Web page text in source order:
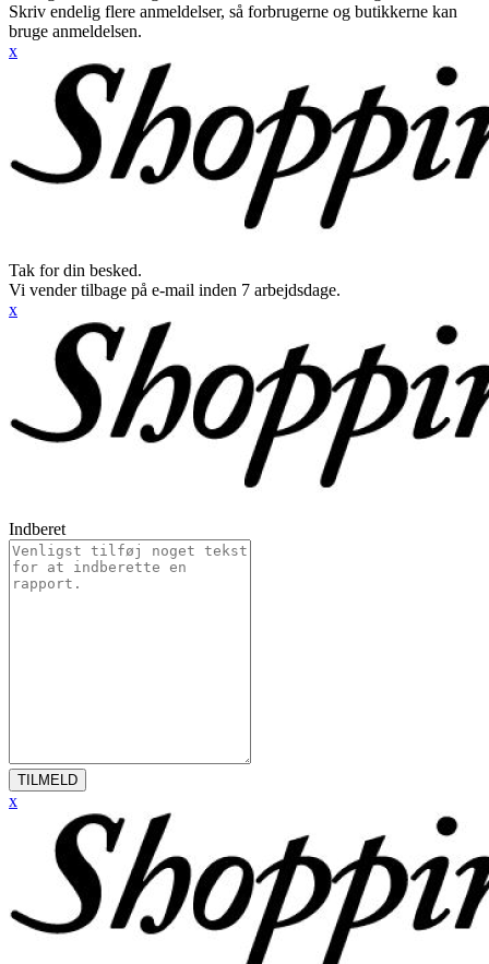
Skriv endelig flere anmeldelser, så forbrugerne og butikkerne kan
bruge anmeldelsen.
x
Tak for din besked.
Vi vender tilbage på e-mail inden 7 arbejdsdage.
x
Indberet
TILMELD
x